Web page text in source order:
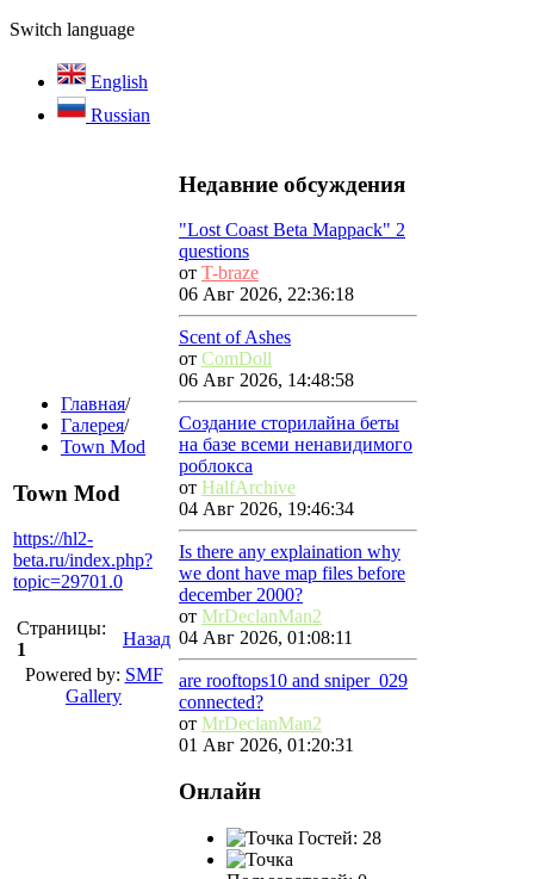
Switch language
English
Russian
Главная/
Галерея/
Town Mod
Town Mod
https://hl2-
beta.ru/index.php?
topic=29701.0
Страницы:
1
Назад
Powered by: SMF
Gallery
Недавние обсуждения
"Lost Coast Beta Mappack" 2
questions
от T-braze
06 Авг 2026, 22:36:18
Scent of Ashes
от ComDoll
06 Авг 2026, 14:48:58
Создание сторилайна беты
на базе всеми ненавидимого
роблокса
от HalfArchive
04 Авг 2026, 19:46:34
Is there any explaination why
we dont have map files before
december 2000?
от MrDeclanMan2
04 Авг 2026, 01:08:11
are rooftops10 and sniper_029
connected?
от MrDeclanMan2
01 Авг 2026, 01:20:31
Онлайн
Гостей: 28